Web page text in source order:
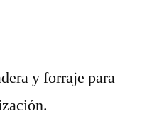
y forraje para